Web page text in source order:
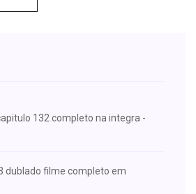
132 completo na integra -
dublado filme completo em